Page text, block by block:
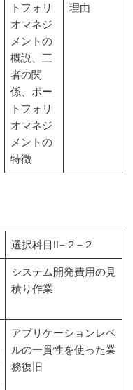
トフォリ
オマネジ
メントの
概説、三
者の関
係、ポー
トフォリ
オマネジ
メントの
特徴
理由
選択科目Ⅱ−２−２
システム開発費用の見
積り作業
アプリケーションレベ
ルの一貫性を使った業
務復旧